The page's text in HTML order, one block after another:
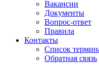
Вакансии
Документы
Вопрос-ответ
Правила
Контакты
Список
Обратная связь